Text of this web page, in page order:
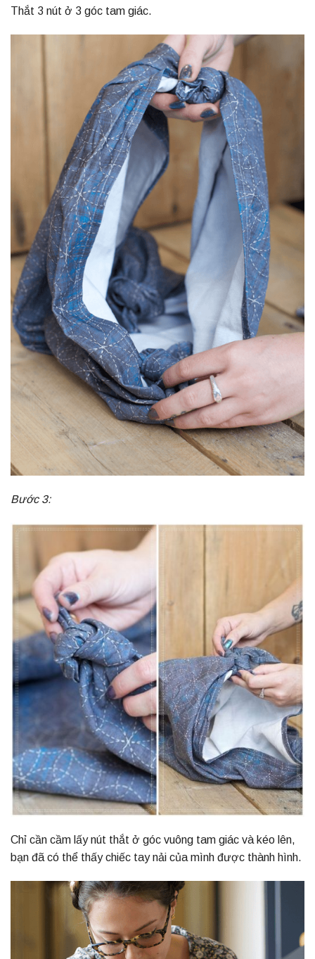
Thắt 3 nút ở 3 góc tam giác.
Bước 3:
Chỉ cần cầm lấy nút thắt ở góc vuông tam giác và kéo lên,
bạn đã có thể thấy chiếc tay nải của mình được thành hình.